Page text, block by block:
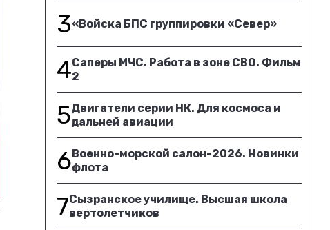
3«Войска БПС группировки «Север»
4Саперы МЧС. Работа в зоне СВО. Фильм
2
5Двигатели серии НК. Для космоса и
дальней авиации
6Военно-морской салон-2026. Новинки
флота
7Сызранское училище. Высшая школа
вертолетчиков